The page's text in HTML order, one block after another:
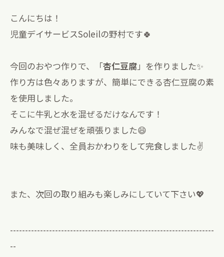
こんにちは！
児童デイサービスSoleilの野村です🍀
今回のおやつ作りで、「杏仁豆腐」を作りました✨
作り方は色々ありますが、簡単にできる杏仁豆腐の素
を使用しました。
そこに牛乳と水を混ぜるだけなんです！
みんなで混ぜ混ぜを頑張りました😄
味も美味しく、全員おかわりをして完食しました✌️
また、次回の取り組みも楽しみにしていて下さい💖
--------------------------------------------------------------------
--